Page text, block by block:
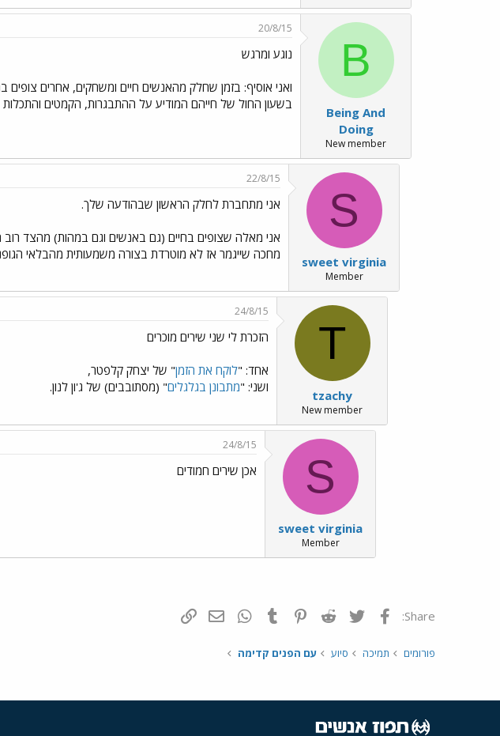
B
Being And
Doing
New member
20/8/15
נוגע ומרגש
ואני אוסיף: בזמן שחלק מהאנשים חיים ומשחקים, אחרים
בשעון החול של חייהם המודיע על ההתבגרות, הקמטים והתכלות
S
sweet virginia
Member
22/8/15
אני מתחברת לחלק הראשון שבהודעה שלך.
אני מאלה שצופים בחיים (גם באנשים וגם במהות) מהצד רוב
מחכה שייגמר אז לא מוטרדת בצורה משמעותית מהבלאי
T
tzachy
New member
24/8/15
הזכרת לי שני שירים מוכרים
אחד: "לוקח את הזמן" של יצחק קלפטר,
ושני: "מתבונן בגלגלים" (מסתובבים) של ג'ון לנון.
S
sweet virginia
Member
24/8/15
אכן שירים חמודים
Share: פייסבוק Twitter
Reddit
Pinterest
Tumblr
WhatsAppדואר אלקטרוני
פורומים תמיכה סיוע עם הפנים קדימה